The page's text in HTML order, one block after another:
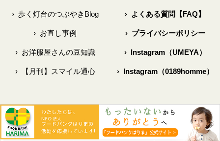
›歩く灯台のつぶやきBlog
› お直し事例
›お洋服屋さんの豆知識
›【月刊】スマイル通心
› よくある質問【FAQ】
›プライバシーポリシー
›Instagram（UMEYA）
›Instagram（0189homme）